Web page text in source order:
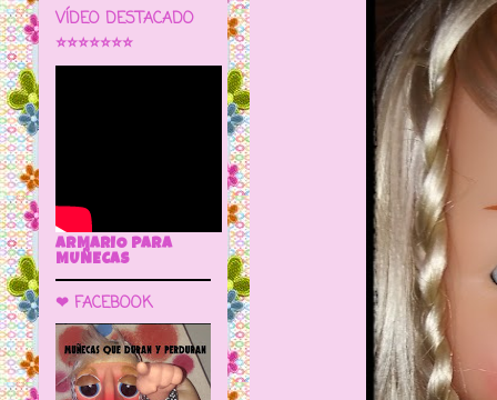
VÍDEO DESTACADO
⭐⭐⭐⭐⭐⭐⭐
ARMARIO PARA
MUÑECAS
❤ FACEBOOK